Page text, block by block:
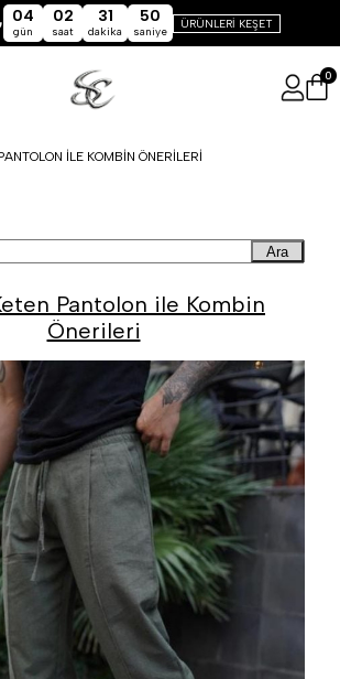
04
gün
02
saat
31
dakika
50
saniye
ÜRÜNLERİ KEŞET
0
ILE KOMBIN ÖNERILERI
Ara
Pantolon ile Kombin
Önerileri